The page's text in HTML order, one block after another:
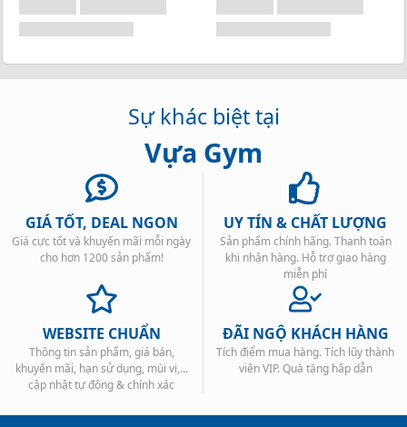
Sự khác biệt tại
Vựa Gym
GIÁ TỐT, DEAL NGON
Giá cực tốt và khuyến mãi mỗi ngày
cho hơn 1200 sản phẩm!
UY TÍN & CHẤT LƯỢNG
Sản phẩm chính hãng. Thanh toán
khi nhận hàng. Hỗ trợ giao hàng
miễn phí
WEBSITE CHUẨN
Thông tin sản phẩm, giá bán,
khuyến mãi, hạn sử dụng, mùi vị,...
cập nhật tự động & chính xác
ĐÃI NGỘ KHÁCH HÀNG
Tích điểm mua hàng. Tích lũy thành
viên VIP. Quà tặng hấp dẫn